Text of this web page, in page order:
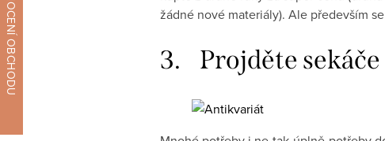
žádné nové materiály). Ale především
3. Projděte